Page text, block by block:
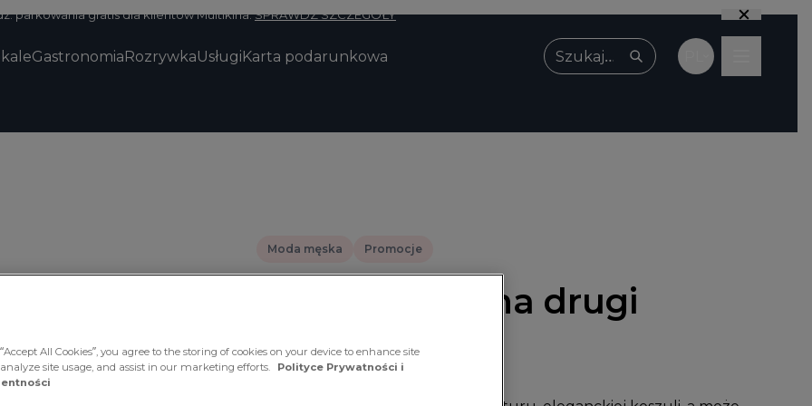
parkowania gratis dla klientów Multikina.SPRAWDŹ SZCZEGÓŁY
GastronomiaRozrywkaUsługiKarta podarunkowa
Wpisz, czego szukasz
Moda męska Promocje
Vistula: -30% na drugi
produkt!
All Cookies”, you agree to the storing of cookies on your device to enhance site
site usage, and assist in our marketing efforts.
Polityce Prywatności i